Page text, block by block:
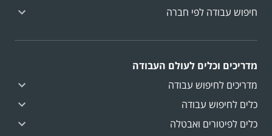
חיפוש עבודה לפי חברה
מדריכים וכלים לעולם העבודה
מדריכים לחיפוש עבודה
כלים לחיפוש עבודה
כלים לפיטורים ואבטלה